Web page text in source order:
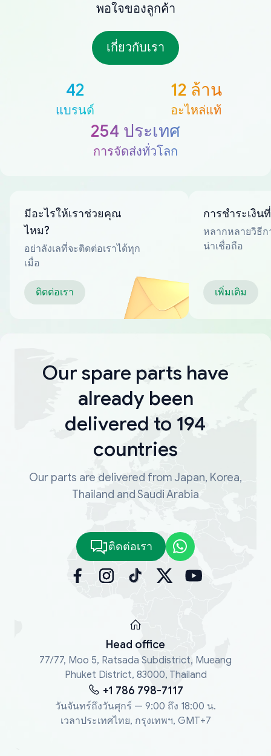
พอใจของลูกค้า
เกี่ยวกับเรา
42
แบรนด์
12 ล้าน
อะไหล่แท้
254 ประเทศ
การจัดส่งทั่วโลก
มีอะไรให้เราช่วยคุณ
ไหม?
อย่าลังเลที่จะติดต่อเราได้ทุก
เมื่อ
ติดต่อเรา
การชำระเงิน
หลากหลายวิธีก
น่าเชื่อถือ
เพิ่มเติม
Our spare parts have
already been
delivered to 194
countries
Our parts are delivered from Japan, Korea,
Thailand and Saudi Arabia
ติดต่อเรา
Head office
77/77, Moo 5, Ratsada Subdistrict, Mueang
Phuket District, 83000, Thailand
+1 786 798-7117
วันจันทร์ถึงวันศุกร์ — 9:00 ถึง 18:00 น.
เวลาประเทศไทย, กรุงเทพฯ, GMT+7